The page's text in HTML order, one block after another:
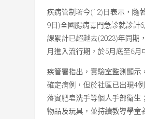
疾病管制署今(12)日表示，隨
9日)全國腸病毒門急診就診計
課累計已超越去(2023)年同期
月進入流行期，於5月底至6
疾管署指出，實驗室監測顯示
確定病例，但於社區已出現4
落實肥皂洗手等個人手部衛生
物品及玩具，並持續教導學童